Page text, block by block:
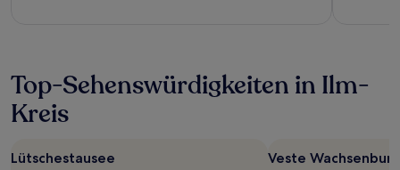
Top-Sehenswürdigkeiten in Ilm-
Kreis
Lütschestausee Veste Wachsenburg